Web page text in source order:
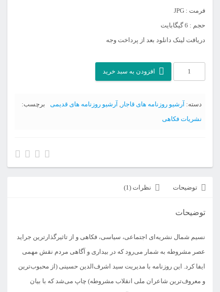
فرمت : JPG
حجم : 6 گیگابایت
دریافت لینک دانلود بعد از پرداخت وجه
افزودن به سبد خرید
دسته: آرشیو روزنامه های قاجار , آرشیو روزنامه های قدیمی
برچسب:
نشریات فکاهی
توضیحات نظرات (1)
توضیحات
نسیم شمال نشریه‌ای اجتماعی، سیاسی، فکاهی و از تاثیرگذارترین جراید
عصر مشروطه به شمار می‌رود که در بیداری و آگاهی مردم نقش مهمی
ایفا کرد. این روزنامه با مدیریت سید اشرف‌الدین حسینی (از محبوب‌ترین
و معروف‌ترین شاعران ملی انقلاب مشروطه) چاپ می‌شد که با بیان